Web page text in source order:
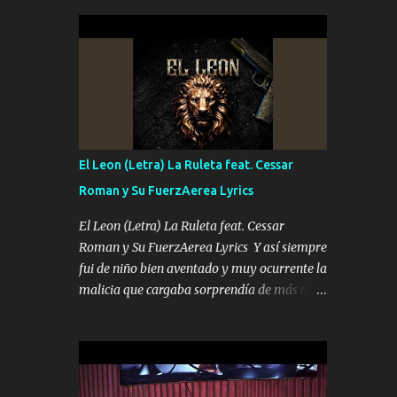
conciertos más que llenar Se mueven solo
por el interés P...
inteligente junto con su hermano el TRES
blindado el Estado tiene andan ESPERANDO
al UNO QUE PRONTO ESTARÁ PRESENTE
Que no falten las bucanas ni tampoco las
mujeres porque es platica de grandes por eso
hay que estar alegres doy las instrucciones
para atender los deberes Música Si es que
salta algún problema de confianza tengo
gente ahí está el Hombre Cuarenta y
también Pariente 7 arreglan cualquier
problema no más es cuestión que ordené
NOS HACE FALTA UN HERMANO DE CLAVE
SIEMPRE VIO POR LA FAMILIA PARA QUE
SIGA EL LEGADO Es el DOS de los
HERMANOS un cerebro inteligente y com...
El Leon (Letra) La Ruleta feat. Cessar
Roman y Su FuerzAerea Lyrics
El Leon (Letra) La Ruleta feat. Cessar
Roman y Su FuerzAerea Lyrics Y así siempre
fui de niño bien aventado y muy ocurrente la
malicia que cargaba sorprendía de más a la
Tranquilo me la navego ando en lo mío sin